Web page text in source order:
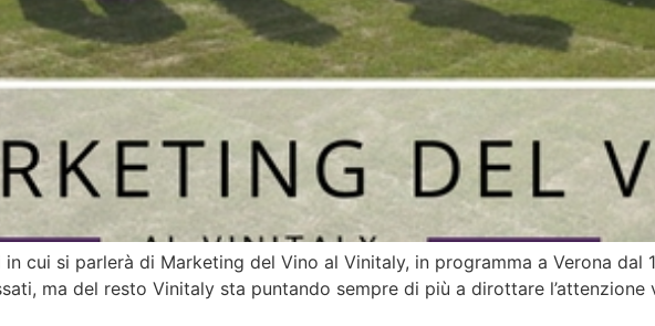
cui si parlerà di Marketing del Vino al Vinitaly, in programma a Verona dal
ma del resto Vinitaly sta puntando sempre di più a dirottare l’attenzione